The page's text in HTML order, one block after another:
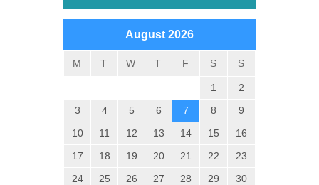
August 2026
M T W T F S S
1
2
3
4 5 6 7 8
9
10
11 12 13 14 15
16
17
18 19 20 21 22
23
24
25 26 27 28 29
30